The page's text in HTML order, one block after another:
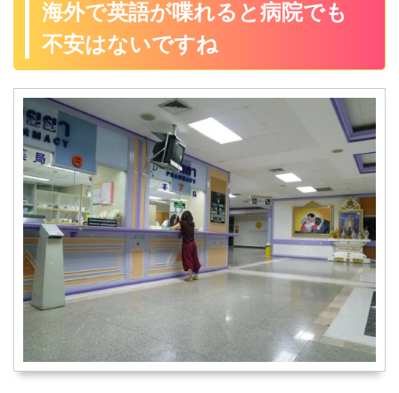
海外で英語が喋れると病院でも
不安はないですね